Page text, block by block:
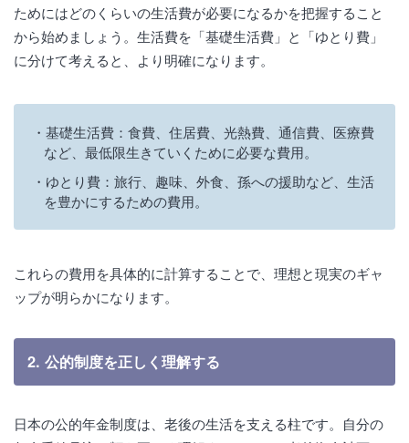
ためにはどのくらいの生活費が必要になるかを把握すること
から始めましょう。生活費を「基礎生活費」と「ゆとり費」
に分けて考えると、より明確になります。
基礎生活費：食費、住居費、光熱費、通信費、医療費
など、最低限生きていくために必要な費用。
ゆとり費：旅行、趣味、外食、孫への援助など、生活
を豊かにするための費用。
これらの費用を具体的に計算することで、理想と現実のギャ
ップが明らかになります。
2. 公的制度を正しく理解する
日本の公的年金制度は、老後の生活を支える柱です。自分の